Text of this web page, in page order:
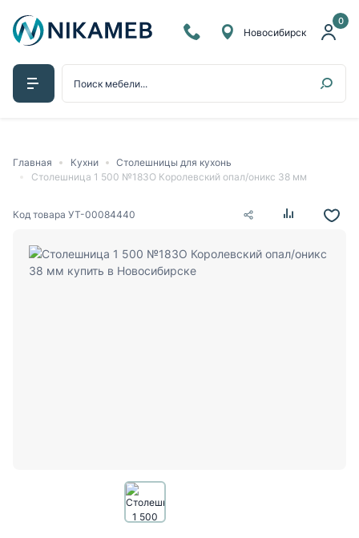
0
Новосибирск
Главная Кухни
Столешницы для кухонь
Столешница 1 500 №183О Королевский опал/оникс 38 мм
Код товара УТ-00084440